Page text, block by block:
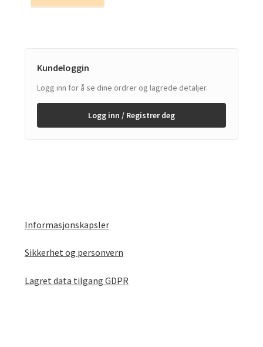
Kundeloggin
Logg inn for å se dine ordrer og lagrede detaljer.
Logg inn / Registrer deg
Informasjonskapsler
Sikkerhet og personvern
Lagret data tilgang GDPR